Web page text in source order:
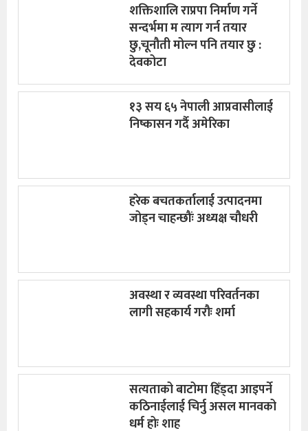
शक्तिशालि राप्रपा निर्माण गर्ने
सन्दर्भमा म त्याग गर्न तयार
छु,चूनौती मोल्न पनि तयार छु :
देवकोटा
१३ सय ६५ नेपाली आप्रवासीलाई
निष्कासन गर्दै अमेरिका
हरेक बचतकर्तालाई उत्पादनमा
जोड्न चाहन्छौंः अध्यक्ष चौधरी
अवस्था र व्यवस्था परिवर्तनका
लागी सहकार्य गरौः शर्मा
सत्यताको बाटोमा हिँड्दा आइपर्ने
कठिनाईलाई चिर्नु असल मानवको
धर्म होः शाह